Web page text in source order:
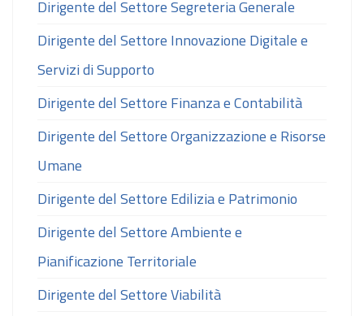
Dirigente del Settore Segreteria Generale
Dirigente del Settore Innovazione Digitale e
Servizi di Supporto
Dirigente del Settore Finanza e Contabilità
Dirigente del Settore Organizzazione e Risorse
Umane
Dirigente del Settore Edilizia e Patrimonio
Dirigente del Settore Ambiente e
Pianificazione Territoriale
Dirigente del Settore Viabilità